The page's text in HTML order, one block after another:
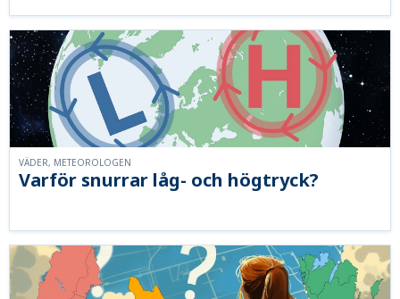
Varför snurrar låg- och högtryck?
VÄDER, METEOROLOGEN